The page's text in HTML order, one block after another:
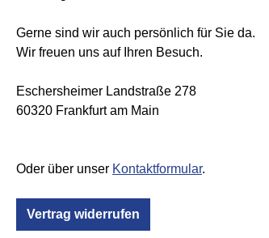
Gerne sind wir auch persönlich für Sie da.
Wir freuen uns auf Ihren Besuch.
Eschersheimer Landstraße 278
60320 Frankfurt am Main
Oder über unser Kontaktformular.
Vertrag widerrufen